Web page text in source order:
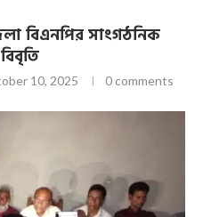
বিএনপির সাংগঠনিক
10, 2025 0 comments